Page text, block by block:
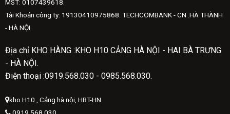
MST: 0107439618.
Tài Khoản công ty: 19130410975868. TECHCOMBANK - CN .HÀ THÀNH
- HÀ NỘI.
Địa chỉ KHO HÀNG :KHO H10 CẢNG HÀ NỘI - HAI BÀ TRƯNG
- HÀ NỘI.
Điện thoại :0919.568.030 - 0985.568.030.
kho H10 , Cảng hà nội, HBT-HN.